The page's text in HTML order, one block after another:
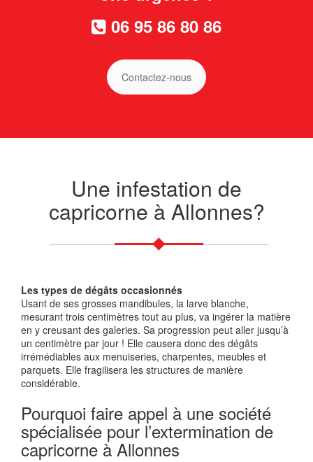
06 95 86 80 86
Contactez-nous
Une infestation de
capricorne à Allonnes?
Les types de dégâts occasionnés
Usant de ses grosses mandibules, la larve blanche,
mesurant trois centimètres tout au plus, va ingérer la matière
en y creusant des galeries. Sa progression peut aller jusqu’à
un centimètre par jour ! Elle causera donc des dégâts
irrémédiables aux menuiseries, charpentes, meubles et
parquets. Elle fragilisera les structures de manière
considérable.
Pourquoi faire appel à une société
spécialisée pour l’extermination de
capricorne à Allonnes